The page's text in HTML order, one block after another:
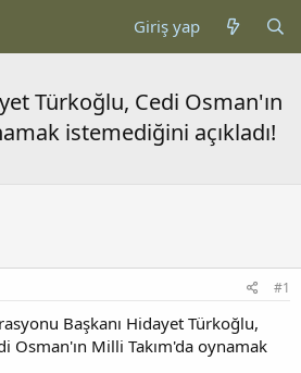
Giriş yap
Türkoğlu, Cedi Osman'ın
istemediğini açıkladı!
#1
Başkanı Hidayet Türkoğlu,
Osman'ın Milli Takım'da oynamak